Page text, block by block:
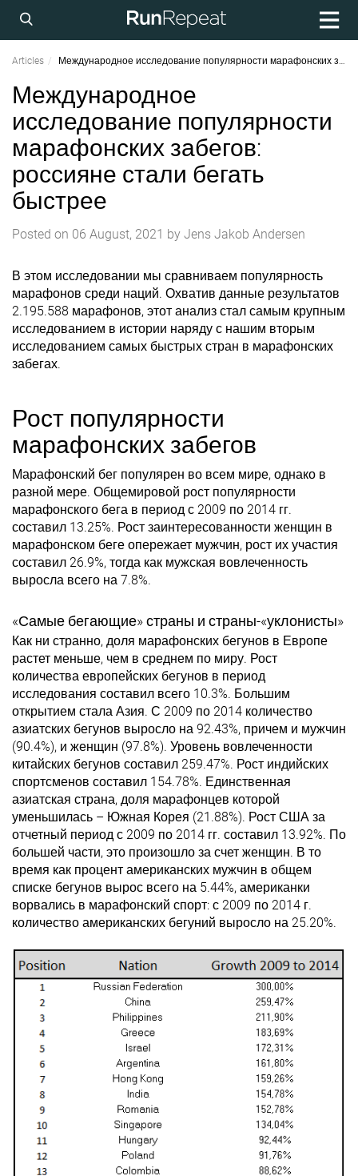
Articles Международное исследование популярности марафонских забегов: россияне стали бегать быстрее
Международное
исследование популярности
марафонских забегов:
россияне стали бегать
быстрее
Posted on 06 August, 2021 by Jens Jakob Andersen
В этом исследовании мы сравниваем популярность
марафонов среди наций. Охватив данные результатов
2.195.588 марафонов, этот анализ стал самым крупным
исследованием в истории наряду с нашим вторым
исследованием самых быстрых стран в марафонских
забегах.
Рост популярности
марафонских забегов
Марафонский бег популярен во всем мире, однако в
разной мере. Общемировой рост популярности
марафонского бега в период с 2009 по 2014 гг.
составил 13.25%. Рост заинтересованности женщин в
марафонском беге опережает мужчин, рост их участия
составил 26.9%, тогда как мужская вовлеченность
выросла всего на 7.8%.
«Самые бегающие» страны и страны-«уклонисты»
Как ни странно, доля марафонских бегунов в Европе
растет меньше, чем в среднем по миру. Рост
количества европейских бегунов в период
исследования составил всего 10.3%. Большим
открытием стала Азия. С 2009 по 2014 количество
азиатских бегунов выросло на 92.43%, причем и мужчин
(90.4%), и женщин (97.8%). Уровень вовлеченности
китайских бегунов составил 259.47%. Рост индийских
спортсменов составил 154.78%. Единственная
азиатская страна, доля марафонцев которой
уменьшилась – Южная Корея (21.88%). Рост США за
отчетный период с 2009 по 2014 гг. составил 13.92%. По
большей части, это произошло за счет женщин. В то
время как процент американских мужчин в общем
списке бегунов вырос всего на 5.44%, американки
ворвались в марафонский спорт: с 2009 по 2014 г.
количество американских бегуний выросло на 25.20%.